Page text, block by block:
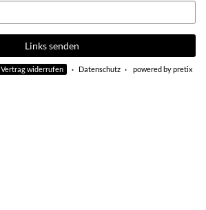
Links senden
Vertrag widerrufen Datenschutz powered by pretix